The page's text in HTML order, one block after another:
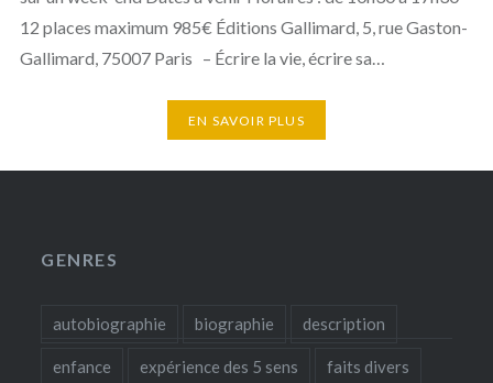
12 places maximum 985€ Éditions Gallimard, 5, rue Gaston-
Gallimard, 75007 Paris – Écrire la vie, écrire sa…
EN SAVOIR PLUS
GENRES
autobiographie biographie description
enfance expérience des 5 sens faits divers